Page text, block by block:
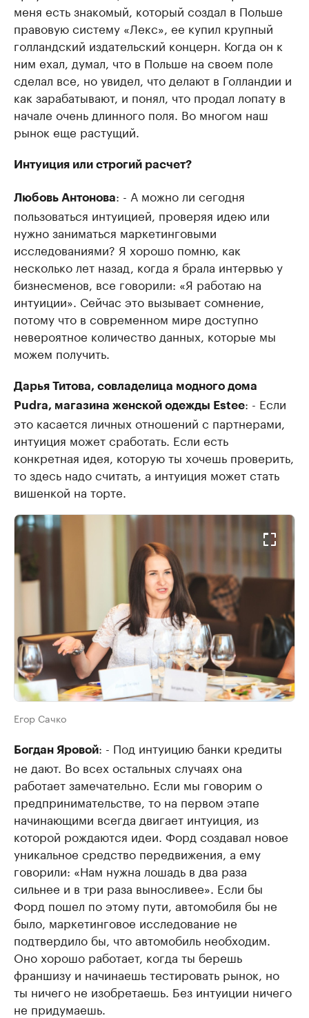
меня есть знакомый, который создал в Польше
правовую систему «Лекс», ее купил крупный
голландский издательский концерн. Когда он к
ним ехал, думал, что в Польше на своем поле
сделал все, но увидел, что делают в Голландии и
как зарабатывают, и понял, что продал лопату в
начале очень длинного поля. Во многом наш
рынок еще растущий.
Интуиция или строгий расчет?
Любовь Антонова: - А можно ли сегодня
пользоваться интуицией, проверяя идею или
нужно заниматься маркетинговыми
исследованиями? Я хорошо помню, как
несколько лет назад, когда я брала интервью у
бизнесменов, все говорили: «Я работаю на
интуиции». Сейчас это вызывает сомнение,
потому что в современном мире доступно
невероятное количество данных, которые мы
можем получить.
Дарья Титова, совладелица модного дома
Pudra, магазина женской одежды Estee: - Если
это касается личных отношений с партнерами,
интуиция может сработать. Если есть
конкретная идея, которую ты хочешь проверить,
то здесь надо считать, а интуиция может стать
вишенкой на торте.
Егор Сачко
Богдан Яровой: - Под интуицию банки кредиты
не дают. Во всех остальных случаях она
работает замечательно. Если мы говорим о
предпринимательстве, то на первом этапе
начинающими всегда двигает интуиция, из
которой рождаются идеи. Форд создавал новое
уникальное средство передвижения, а ему
говорили: «Нам нужна лошадь в два раза
сильнее и в три раза выносливее». Если бы
Форд пошел по этому пути, автомобиля бы не
было, маркетинговое исследование не
подтвердило бы, что автомобиль необходим.
Оно хорошо работает, когда ты берешь
франшизу и начинаешь тестировать рынок, но
ты ничего не изобретаешь. Без интуиции ничего
не придумаешь.